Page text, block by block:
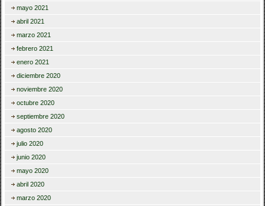
mayo 2021
abril 2021
marzo 2021
febrero 2021
enero 2021
diciembre 2020
noviembre 2020
octubre 2020
septiembre 2020
agosto 2020
julio 2020
junio 2020
mayo 2020
abril 2020
marzo 2020